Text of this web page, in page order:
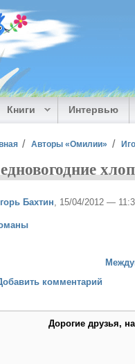
Книги Интервью
Авторы «Омилии»
Бахтин , 15/04/2012 —
комментарий
Дорогие друзья,